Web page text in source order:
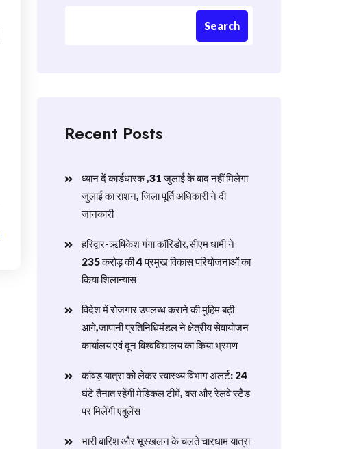
Search
Recent Posts
ध्यान दें कार्डधारक ,31 जुलाई के बाद नहीं मिलेगा
जुलाई का राशन, जिला पूर्ति अधिकारी ने दी
जानकारी
हरिद्वार-ऋषिकेश गंगा कॉरिडोर,सीएम धामी ने
235 करोड़ की 4 प्रमुख विकास परियोजनाओं का
किया शिलान्यास
विदेश में रोजगार उपलब्ध कराने की मुहिम बढ़ी
आगे,जापानी प्रतिनिधिमंडल ने क्षेत्रीय सेवायोजन
कार्यालय एवं दून विश्वविद्यालय का किया भ्रमण
​कांवड़ यात्रा को लेकर स्वास्थ्य विभाग अलर्ट: 24
घंटे तैनात रहेंगी मेडिकल टीमें, बस और रेलवे स्टैंड
पर मिलेंगी एंबुलेंस
​भारी बारिश और भूस्खलन के चलते चारधाम यात्रा